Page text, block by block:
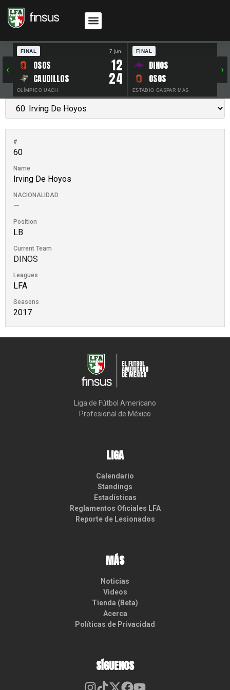
‹
FINAL 7 jun.
OSOS 12
CAUDILLOS 24
OLÍMPICO UACH
FINAL
DINOS
OSOS
ESTADIO GASPAR MAS
›
#
60
Name
Irving De Hoyos
NACIONALIDAD
—
Position
LB
Current Team
DINOS
Leagues
LFA
Seasons
2017
Liga de Fútbol Americano
Profesional de México
LIGA
Calendario
Standings
Estadísticas
Reglamentos Oficiales LFA
Reporte de Lesionados
MÁS
Noticias
Videos
Tienda (Beta)
Acerca
Políticas de Privacidad
SÍGUENOS